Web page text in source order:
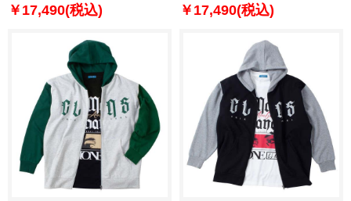
￥17,490(税込) ￥17,490(税込)